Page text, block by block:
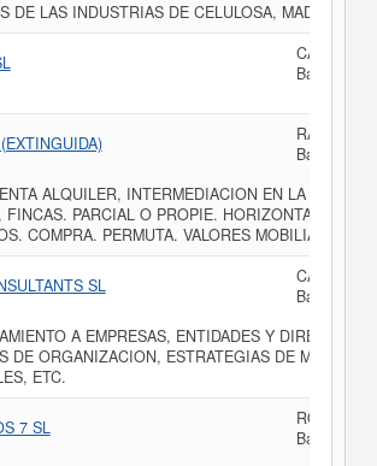
DE LAS INDUSTRIAS DE CELULOSA, MADERA,
CALLE
Barcelona,
RAMBLA
Barcelona,
ALQUILER, INTERMEDIACION EN LA
FINCAS. PARCIAL O PROPIE. HORIZONTAL.
COMPRA. PERMUTA. VALORES MOBILIARIOS.
SL
CALLE
Barcelona,
A EMPRESAS, ENTIDADES Y
DE ORGANIZACION, ESTRATEGIAS DE
ETC.
7 SL
RONDA
Barcelona,